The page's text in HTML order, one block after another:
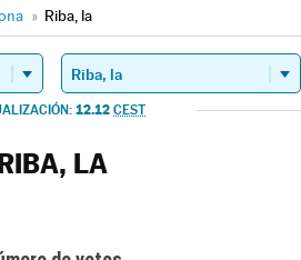
» Riba, la
12.12 CEST
LA